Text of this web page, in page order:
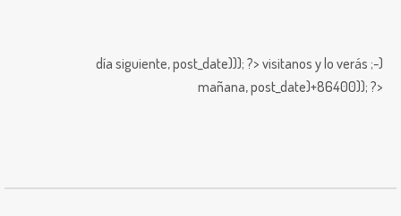
día siguiente,post_date))); ?> visitanos y lo verás ;-)
mañana,post_date)+86400)); ?>